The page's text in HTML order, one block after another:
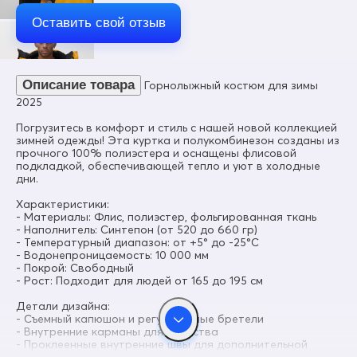
Желтый
Материал
Мембранные материалы, Полиэстер, Плащевка, Тефлон
Состав
100% полиэстер
Флис/Полиэстер/Фольгированная ткань
Материал подкладки капюшона
Фольгированная ткань
Материал подкладки полукомбинезона
Ткань/Полиэстер
Материал подкладки воротника
Флис/Полиэстер
Коллекция
Осень-зима 2025
Материал наполнителя
Синтепон
Диапазон температур
°С от + 5° до -25°
Оставить свой отзыв
Описание товара
Горнолыжный костюм для зимы
2025
Погрузитесь в комфорт и стиль с нашей новой коллекцией
зимней одежды! Эта куртка и полукомбинезон созданы из
прочного 100% полиэстера и оснащены флисовой
подкладкой, обеспечивающей тепло и уют в холодные
дни.
Характеристики:
- Материалы: Флис, полиэстер, фольгированная ткань
- Наполнитель: Синтепон (от 520 до 660 гр)
- Температурный диапазон: от +5° до -25°C
- Водонепроницаемость: 10 000 мм
- Покрой: Свободный
- Рост: Подходит для людей от 165 до 195 см
Детали дизайна:
- Съемный капюшон и регулируемые бретели
- Внутренние карманы для удобства
- Проклеенные внутренние швы для дополнительной